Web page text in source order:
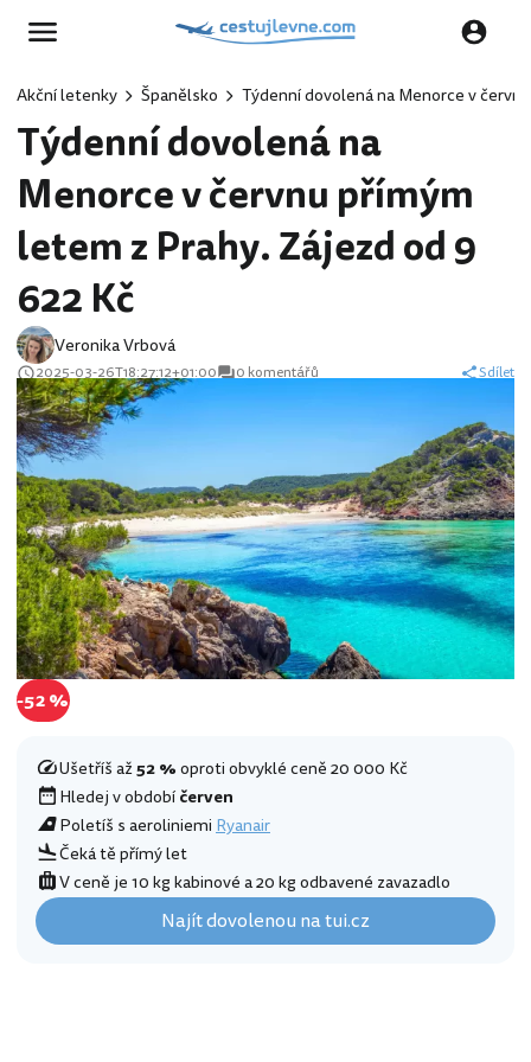
Akční letenky Španělsko Týdenní dovolená na Menorce v
Týdenní dovolená na
Menorce v červnu přímým
letem z Prahy. Zájezd od 9
622 Kč
Veronika Vrbová
2025-03-26T18:27:12+01:00 0 komentářů Sdílet
-52 %
Ušetříš až52 %oproti obvyklé ceně 20 000 Kč
Hledej v obdobíčerven
Poletíš s aeroliniemiRyanair
Čeká tě přímý let
V ceně je 10 kg kabinové a 20 kg odbavené zavazadlo
Najít dovolenou na tui.cz